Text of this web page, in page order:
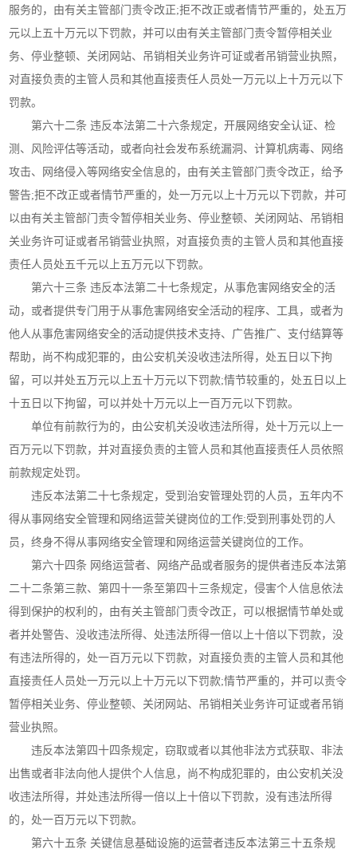
服务的，由有关主管部门责令改正;拒不改正或者情节严重的，处五万
元以上五十万元以下罚款，并可以由有关主管部门责令暂停相关业
务、停业整顿、关闭网站、吊销相关业务许可证或者吊销营业执照，
对直接负责的主管人员和其他直接责任人员处一万元以上十万元以下
罚款。
第六十二条 违反本法第二十六条规定，开展网络安全认证、检
测、风险评估等活动，或者向社会发布系统漏洞、计算机病毒、网络
攻击、网络侵入等网络安全信息的，由有关主管部门责令改正，给予
警告;拒不改正或者情节严重的，处一万元以上十万元以下罚款，并可
以由有关主管部门责令暂停相关业务、停业整顿、关闭网站、吊销相
关业务许可证或者吊销营业执照，对直接负责的主管人员和其他直接
责任人员处五千元以上五万元以下罚款。
第六十三条 违反本法第二十七条规定，从事危害网络安全的活
动，或者提供专门用于从事危害网络安全活动的程序、工具，或者为
他人从事危害网络安全的活动提供技术支持、广告推广、支付结算等
帮助，尚不构成犯罪的，由公安机关没收违法所得，处五日以下拘
留，可以并处五万元以上五十万元以下罚款;情节较重的，处五日以上
十五日以下拘留，可以并处十万元以上一百万元以下罚款。
单位有前款行为的，由公安机关没收违法所得，处十万元以上一
百万元以下罚款，并对直接负责的主管人员和其他直接责任人员依照
前款规定处罚。
违反本法第二十七条规定，受到治安管理处罚的人员，五年内不
得从事网络安全管理和网络运营关键岗位的工作;受到刑事处罚的人
员，终身不得从事网络安全管理和网络运营关键岗位的工作。
第六十四条 网络运营者、网络产品或者服务的提供者违反本法第
二十二条第三款、第四十一条至第四十三条规定，侵害个人信息依法
得到保护的权利的，由有关主管部门责令改正，可以根据情节单处或
者并处警告、没收违法所得、处违法所得一倍以上十倍以下罚款，没
有违法所得的，处一百万元以下罚款，对直接负责的主管人员和其他
直接责任人员处一万元以上十万元以下罚款;情节严重的，并可以责令
暂停相关业务、停业整顿、关闭网站、吊销相关业务许可证或者吊销
营业执照。
违反本法第四十四条规定，窃取或者以其他非法方式获取、非法
出售或者非法向他人提供个人信息，尚不构成犯罪的，由公安机关没
收违法所得，并处违法所得一倍以上十倍以下罚款，没有违法所得
的，处一百万元以下罚款。
第六十五条 关键信息基础设施的运营者违反本法第三十五条规